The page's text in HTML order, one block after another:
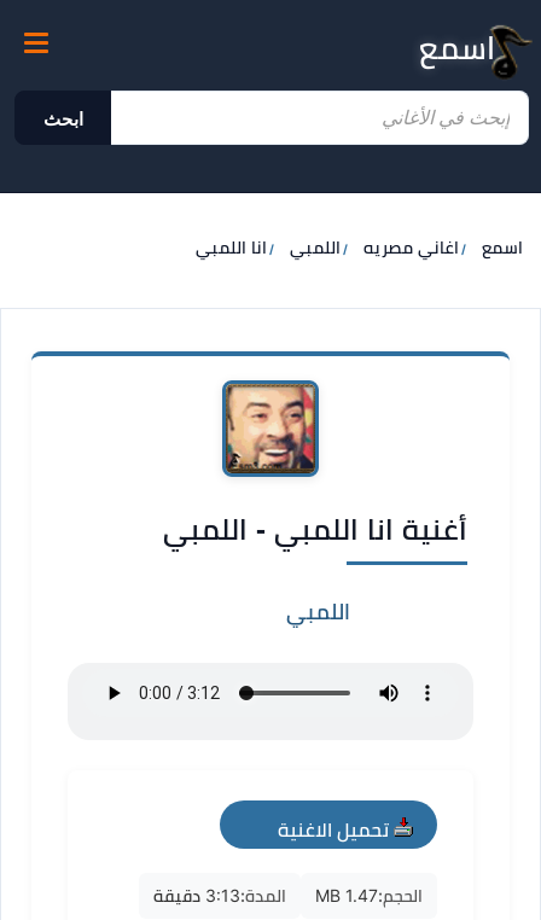
اسمع
ابحث
اسمع اغاني مصريه اللمبي انا اللمبي
أغنية انا اللمبي - اللمبي
اللمبي
تحميل الاغنية
mp3
الحجم:1.47 MB المدة:3:13 دقيقة